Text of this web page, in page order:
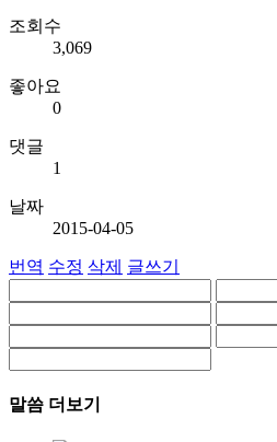
조회수
3,069
좋아요
0
댓글
1
날짜
2015-04-05
번역 수정 삭제 글쓰기
말씀 더보기